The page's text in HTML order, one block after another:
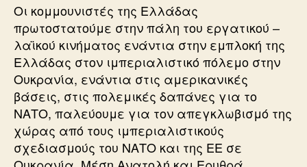
Οι κομμουνιστές της Ελλάδας
πρωτοστατούμε στην πάλη του εργατικού –
λαϊκού κινήματος ενάντια στην εμπλοκή της
Ελλάδας στον ιμπεριαλιστικό πόλεμο στην
Ουκρανία, ενάντια στις αμερικανικές
βάσεις, στις πολεμικές δαπάνες για το
ΝΑΤΟ, παλεύουμε για τον απεγκλωβισμό της
χώρας από τους ιμπεριαλιστικούς
σχεδιασμούς του ΝΑΤΟ και της ΕΕ σε